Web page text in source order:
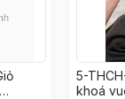
5-
khoá